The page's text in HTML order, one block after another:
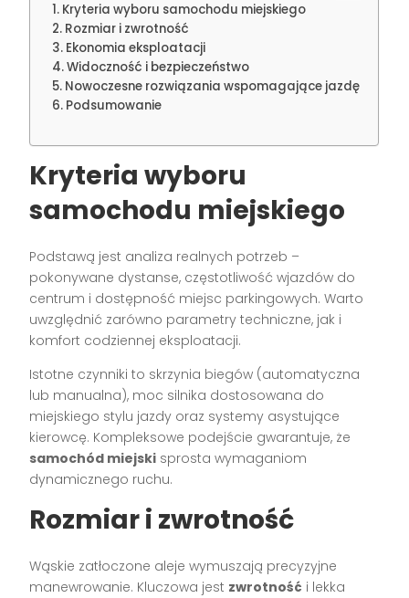
Kryteria wyboru samochodu miejskiego
Rozmiar i zwrotność
Ekonomia eksploatacji
Widoczność i bezpieczeństwo
Nowoczesne rozwiązania wspomagające jazdę
Podsumowanie
Kryteria wyboru
samochodu miejskiego
Podstawą jest analiza realnych potrzeb –
pokonywane dystanse, częstotliwość wjazdów do
centrum i dostępność miejsc parkingowych. Warto
uwzględnić zarówno parametry techniczne, jak i
komfort codziennej eksploatacji.
Istotne czynniki to skrzynia biegów (automatyczna
lub manualna), moc silnika dostosowana do
miejskiego stylu jazdy oraz systemy asystujące
kierowcę. Kompleksowe podejście gwarantuje, że
samochód miejski sprosta wymaganiom
dynamicznego ruchu.
Rozmiar i zwrotność
Wąskie zatłoczone aleje wymuszają precyzyjne
manewrowanie. Kluczowa jest zwrotność i lekka